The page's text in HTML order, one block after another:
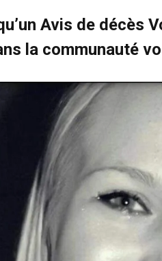
Avis de décès
la communauté